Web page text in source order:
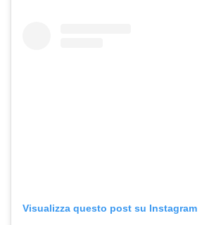
Visualizza questo post su Instagram